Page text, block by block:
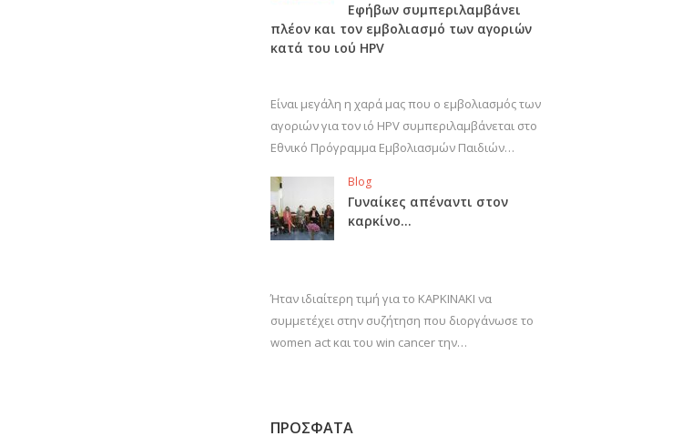
Εφήβων συμπεριλαμβάνει
πλέον και τον εμβολιασμό των αγοριών
κατά του ιού HPV
Είναι μεγάλη η χαρά μας που ο εμβολιασμός των
αγοριών για τον ιό HPV συμπεριλαμβάνεται στο
Εθνικό Πρόγραμμα Εμβολιασμών Παιδιών…
Blog
Γυναίκες απέναντι στον
καρκίνο…
Ήταν ιδιαίτερη τιμή για το ΚΑΡΚΙΝΑΚΙ να
συμμετέχει στην συζήτηση που διοργάνωσε το
women act και του win cancer την…
ΠΡΟΣΦΑΤΑ